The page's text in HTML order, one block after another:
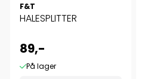
F&T
HALESPLITTER
89,-
På lager